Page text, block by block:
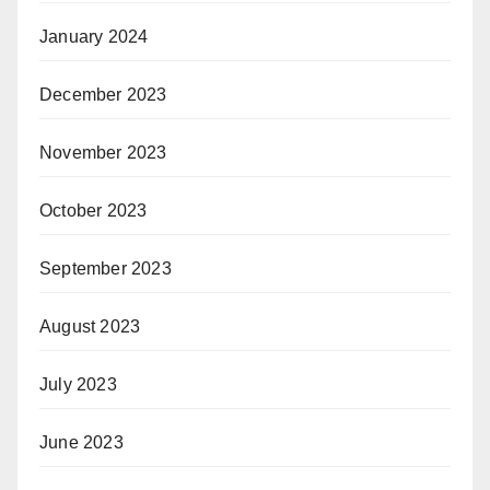
January 2024
December 2023
November 2023
October 2023
September 2023
August 2023
July 2023
June 2023